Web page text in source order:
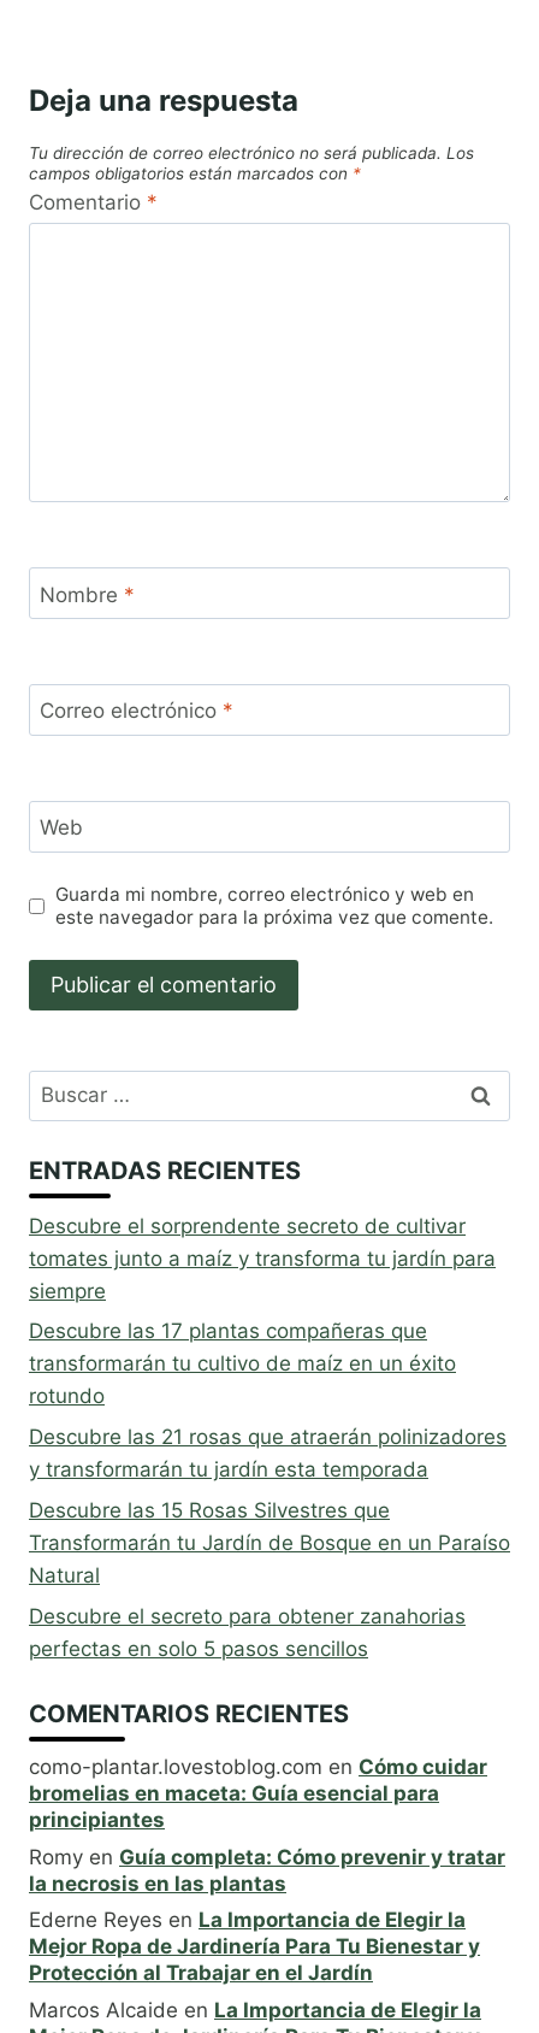
Deja una respuesta
Tu dirección de correo electrónico no será publicada. Los
campos obligatorios están marcados con *
Comentario *
Nombre *
Correo electrónico *
Web
Guarda mi nombre, correo electrónico y web en
este navegador para la próxima vez que comente.
Buscar:
ENTRADAS RECIENTES
Descubre el sorprendente secreto de cultivar
tomates junto a maíz y transforma tu jardín para
siempre
Descubre las 17 plantas compañeras que
transformarán tu cultivo de maíz en un éxito
rotundo
Descubre las 21 rosas que atraerán polinizadores
y transformarán tu jardín esta temporada
Descubre las 15 Rosas Silvestres que
Transformarán tu Jardín de Bosque en un Paraíso
Natural
Descubre el secreto para obtener zanahorias
perfectas en solo 5 pasos sencillos
COMENTARIOS RECIENTES
como-plantar.lovestoblog.com en Cómo cuidar
bromelias en maceta: Guía esencial para
principiantes
Romy en Guía completa: Cómo prevenir y tratar
la necrosis en las plantas
Ederne Reyes en La Importancia de Elegir la
Mejor Ropa de Jardinería Para Tu Bienestar y
Protección al Trabajar en el Jardín
Marcos Alcaide en La Importancia de Elegir la